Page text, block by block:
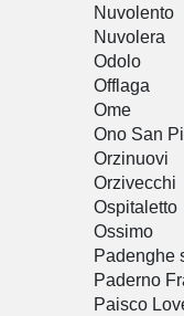
Nuvolento
Nuvolera
Odolo
Offlaga
Ome
Ono San
Orzinuovi
Orzivecchi
Ospitaletto
Ossimo
Padenghe
Paderno
Paisco